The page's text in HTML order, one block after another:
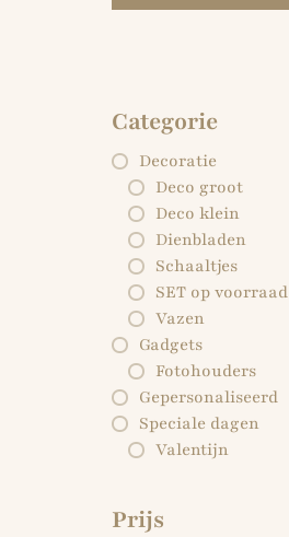
Categorie
Decoratie
Deco groot
Deco klein
Dienbladen
Schaaltjes
SET op voorraad
Vazen
Gadgets
Fotohouders
Gepersonaliseerd
Speciale dagen
Valentijn
Prijs